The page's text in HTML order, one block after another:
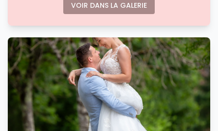
VOIR DANS LA GALERIE